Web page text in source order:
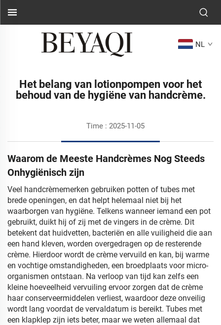
NL
Het belang van lotionpompen voor het
behoud van de hygiëne van handcrème.
Time : 2025-11-05
Waarom de Meeste Handcrèmes Nog Steeds
Onhygiënisch zijn
Veel handcrèmemerken gebruiken potten of tubes met
brede openingen, en dat helpt helemaal niet bij het
waarborgen van hygiëne. Telkens wanneer iemand een pot
gebruikt, duikt hij of zij met de vingers in de crème. Dit
betekent dat huidvetten, bacteriën en alle vuiligheid die aan
een hand kleven, worden overgedragen op de resterende
crème. Hierdoor wordt de crème vervuild en kan, bij warme
en vochtige omstandigheden, een broedplaats voor micro-
organismen ontstaan. Na verloop van tijd kan zelfs een
kleine hoeveelheid vervuiling ervoor zorgen dat de crème
haar conserveermiddelen verliest, waardoor deze onveilig
wordt lang voordat de vervaldatum is bereikt. Tubes met
een klapklep zijn iets beter, maar we weten allemaal dat